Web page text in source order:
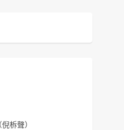
倪柝聲）